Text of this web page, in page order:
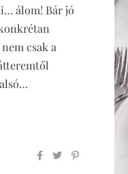
álom! Bár jó
csak a